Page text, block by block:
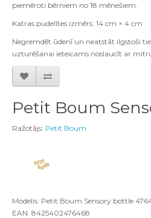
piemēroti bērniem no 18 mēnešiem.
Katras pudelītes izmērs: 14 cm × 4 cm
Negremdēt ūdenī un neatstāt ilgstoši
uzturēšanai ieteicams noslaucīt ar
Petit Boum
Ražotājs: Petit Boum
Modelis: Petit Boum Sensory bottle
EAN: 8425402476468